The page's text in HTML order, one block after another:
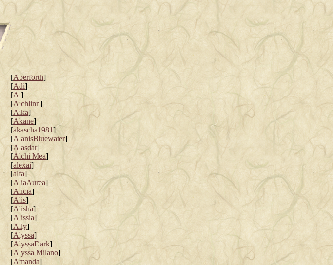
[Aberforth]
[Adi]
[Ai]
[Aichlinn]
[Aika]
[Akane]
[akascha1981]
[AlanisBluewater]
[Alasdar]
[Alchi Mea]
[alexai]
[alfa]
[AliaAurea]
[Alicia]
[Alis]
[Alisha]
[Alissia]
[Ally]
[Alyssa]
[AlyssaDark]
[Alyssa Milano]
[Amanda]